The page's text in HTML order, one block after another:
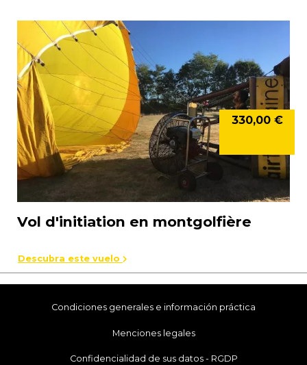
Vol d'initiation en montgolfière
330,00 €
Descubra este vuelo
Condiciones generales e información práctica
Menciones legales
Confidencialidad de sus datos - RGDP